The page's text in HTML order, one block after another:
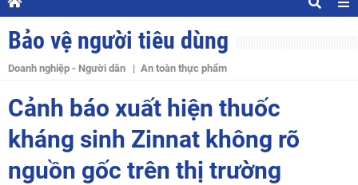
Bảo vệ người tiêu dùng
Doanh nghiệp - Người dân An toàn thực phẩm
Cảnh báo xuất hiện thuốc
kháng sinh Zinnat không rõ
nguồn gốc trên thị trường